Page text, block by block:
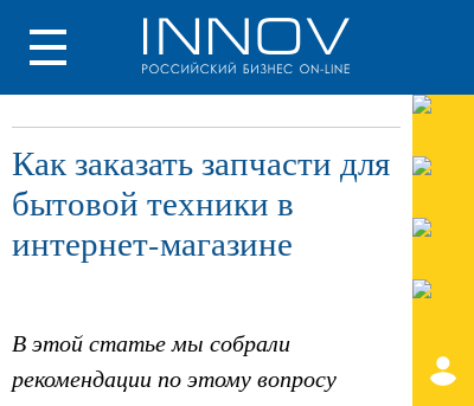
Как заказать запчасти для
бытовой техники в
интернет-магазине
В этой статье мы собрали
рекомендации по этому вопросу